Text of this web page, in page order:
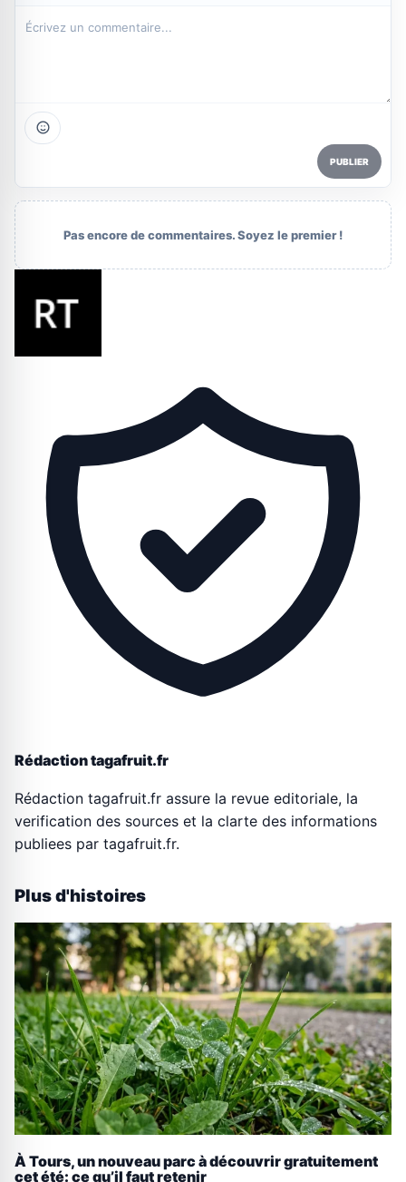
PUBLIER
Pas encore de commentaires. Soyez le premier !
Rédaction tagafruit.fr
Rédaction tagafruit.fr assure la revue editoriale, la
verification des sources et la clarte des informations
publiees par tagafruit.fr.
Plus d'histoires
À Tours, un nouveau parc à découvrir gratuitement
cet été: ce qu’il faut retenir